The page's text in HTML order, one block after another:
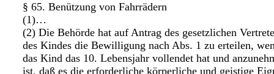
§ 65. Benützung von Fahrrädern
(1)…
(2) Die Behörde hat auf Antrag des gesetzlichen
des Kindes die Bewilligung nach Abs. 1 zu erteilen,
das Kind das 10. Lebensjahr vollendet hat und
ist, daß es die erforderliche körperliche und geistige